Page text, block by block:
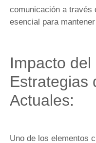
comunicación a través
esencial para
Impacto
Estrategias
Actuales:
Uno de los elementos